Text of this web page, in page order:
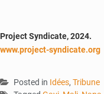
Project Syndicate, 2024.
www.project-syndicate.org
Posted in Idées, Tribune